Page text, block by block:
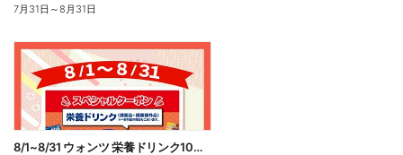
7月31日 ～8月31日
8/1~8/31 ウォンツ 栄養ドリンク10%ポイント還元